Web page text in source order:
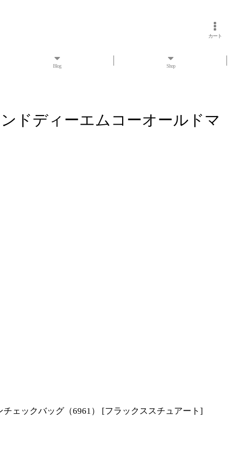
カート
Blog Shop
ドディーエムコーオールドマ
ェックバッグ（6961） [フラックススチュアート ]